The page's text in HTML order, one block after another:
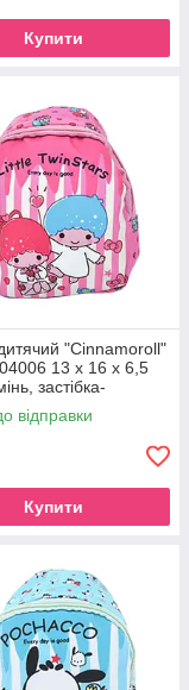
Купити
"Cinnamoroll"
13 x 16 x 6,5
застібка-
Pink-1
відправки
Купити